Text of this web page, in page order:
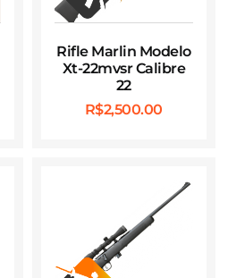
Rifle Marlin Modelo
Xt-22mvsr Calibre
22
R$2,500.00